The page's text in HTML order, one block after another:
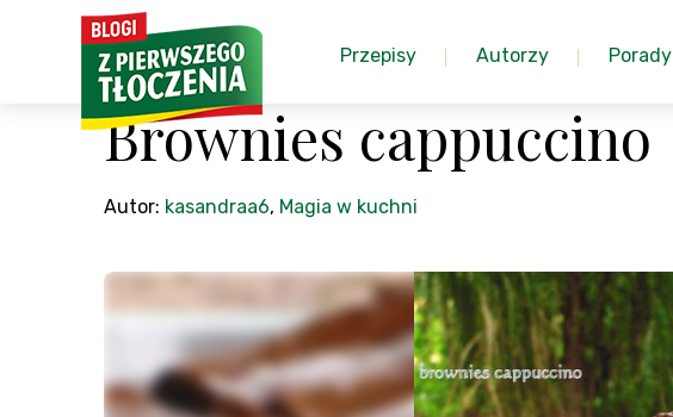
Przepisy Autorzy Porady
Brownies cappuccino
Autor: kasandraa6, Magia w kuchni